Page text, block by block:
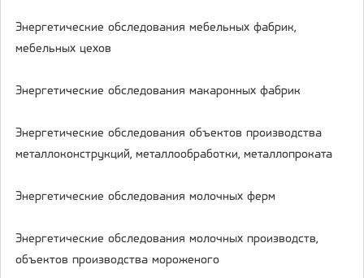
Энергетические обследования мебельных фабрик,
мебельных цехов
Энергетические обследования макаронных фабрик
Энергетические обследования объектов производства
металлоконструкций, металлообработки, металлопроката
Энергетические обследования молочных ферм
Энергетические обследования молочных производств,
объектов производства мороженого